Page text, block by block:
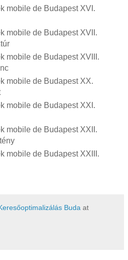
mobile de Budapest XVI.
mobile de Budapest XVII.
mobile de Budapest XVIII.
mobile de Budapest XX.
mobile de Budapest XXI.
mobile de Budapest XXII.
mobile de Budapest XXIII.
Buda at